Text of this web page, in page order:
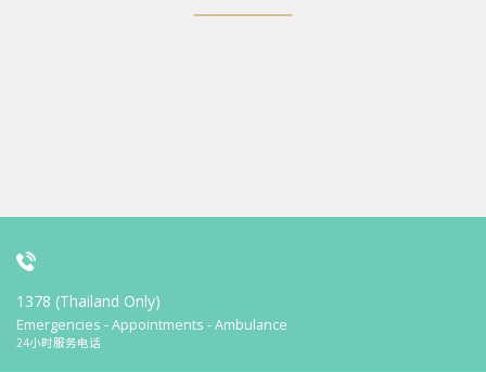
1378 (Thailand Only)
Emergencies - Appointments - Ambulance
24小时服务电话